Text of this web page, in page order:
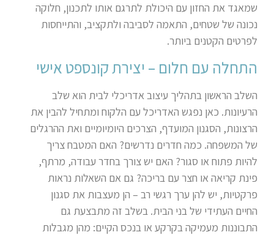
שמאגד את החזון עם היכולת לתרגם אותו לתכנון, חלוקה
נכונה של שטחים, התאמה לסביבה ולתקציב, והתייחסות
לפרטים הקטנים ביותר.
התחלה עם חלום – יצירת קונספט אישי
השלב הראשון בתהליך עיצוב אדריכלי לבית הוא שלב
הרעיונות. כאן נפגש האדריכל עם הלקוח ומתחיל להבין את
הרצונות, הסגנון המועדף, הצרכים היומיומיים ואת ההרגלים
של המשפחה. כמה חדרים נדרשים? האם המטבח צריך
להיות פתוח או סגור? האם יש צורך בחדר עבודה, מרתף,
פינת קריאה או חצר עם בריכה? גם אם השאלות נראות
פרקטיות, יש להן ערך רגשי רב – הן מעצבות את סגנון
החיים העתידי של בני הבית. בשלב זה מתבצעת גם
התבוננות מעמיקה בקרקע או בנכס הקיים: מהן מגבלות